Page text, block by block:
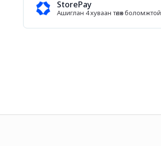
StorePay
Ашиглан 4 хуваан төлөх боломжтой